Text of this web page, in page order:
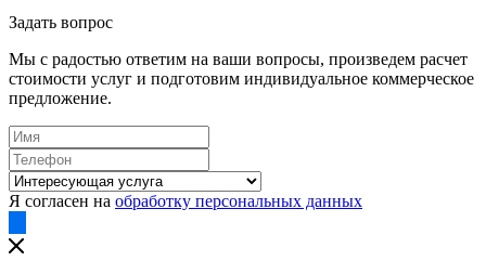
Задать вопрос
Мы с радостью ответим на ваши вопросы, произведем расчет
стоимости услуг и подготовим индивидуальное коммерческое
предложение.
Я согласен на обработку персональных данных